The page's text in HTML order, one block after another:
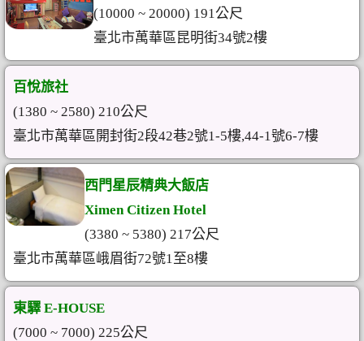
(10000 ~ 20000) 191公尺
臺北市萬華區昆明街34號2樓
百悅旅社
(1380 ~ 2580) 210公尺
臺北市萬華區開封街2段42巷2號1-5樓,44-1號6-7樓
西門星辰精典大飯店
Ximen Citizen Hotel
(3380 ~ 5380) 217公尺
臺北市萬華區峨眉街72號1至8樓
東驛 E-HOUSE
(7000 ~ 7000) 225公尺